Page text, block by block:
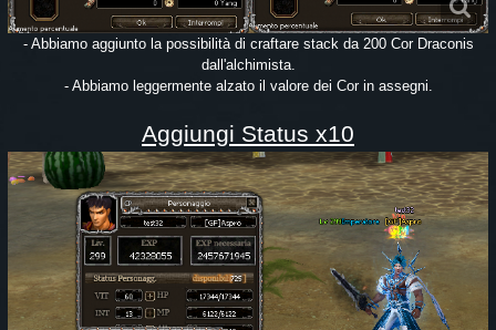
- Abbiamo aggiunto la possibilità di craftare stack da 200 Cor Draconis
dall'alchimista.
- Abbiamo leggermente alzato il valore dei Cor in assegni.
Aggiungi Status x10